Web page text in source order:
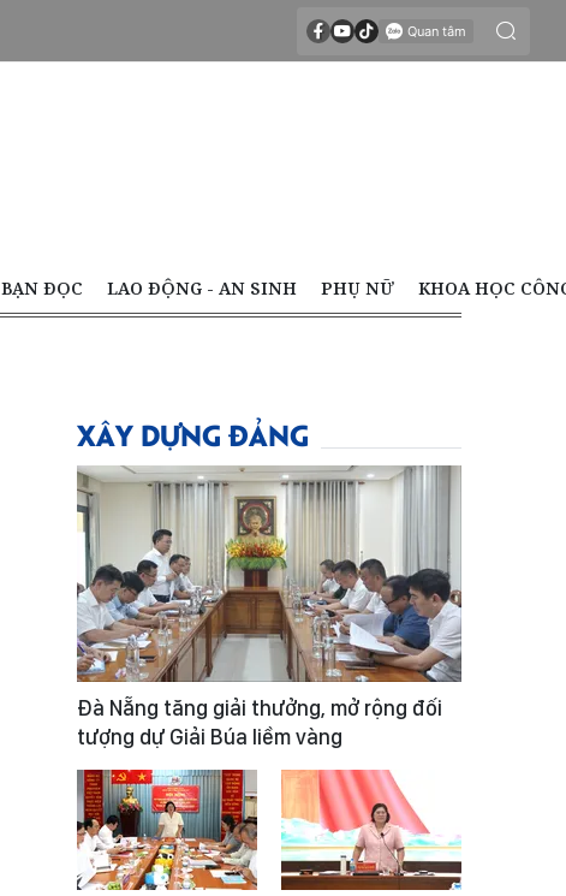
BẠN ĐỌC LAO ĐỘNG - AN SINH PHỤ NỮ KHOA HỌC
XÂY DỰNG ĐẢNG
Đà Nẵng tăng giải thưởng, mở rộng đối
tượng dự Giải Búa liềm vàng